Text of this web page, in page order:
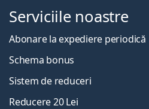
Serviciile noastre
Abonare la expediere periodică
Schema bonus
Sistem de reduceri
Reducere 20 Lei